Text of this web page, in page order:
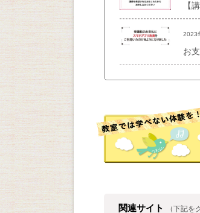
【
2023
お
関連サイト （下記を